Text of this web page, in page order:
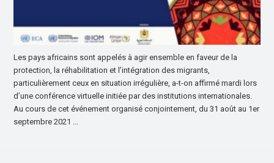
Les pays africains sont appelés à agir ensemble en faveur de la
protection, la réhabilitation et l’intégration des migrants,
particulièrement ceux en situation irrégulière, a-t-on affirmé mardi lors
d’une conférence virtuelle initiée par des institutions internationales.
Au cours de cet événement organisé conjointement, du 31 août au 1er
septembre 2021 …